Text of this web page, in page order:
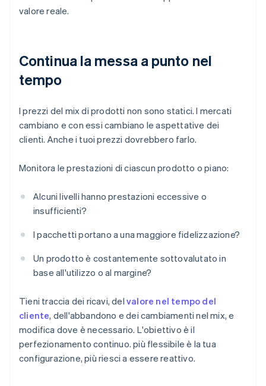
valore reale.
Continua la messa a punto nel
tempo
I prezzi del mix di prodotti non sono statici. I mercati
cambiano e con essi cambiano le aspettative dei
clienti. Anche i tuoi prezzi dovrebbero farlo.
Monitora le prestazioni di ciascun prodotto o piano:
Alcuni livelli hanno prestazioni eccessive o
insufficienti?
I pacchetti portano a una maggiore fidelizzazione?
Un prodotto è costantemente sottovalutato in
base all'utilizzo o al margine?
Tieni traccia dei ricavi, del valore nel tempo del
cliente, dell'abbandono e dei cambiamenti nel mix, e
modifica dove è necessario. L'obiettivo è il
perfezionamento continuo. più flessibile è la tua
configurazione, più riesci a essere reattivo.